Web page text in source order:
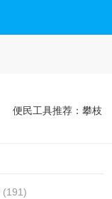
便民工具推荐： 攀枝
(191)